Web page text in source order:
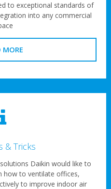
to exceptional standards of
integration into any commercial
space.
READ MORE
Tips & Tricks
R solutions Daikin would like to
on how to ventilate offices,
effectively to improve indoor air